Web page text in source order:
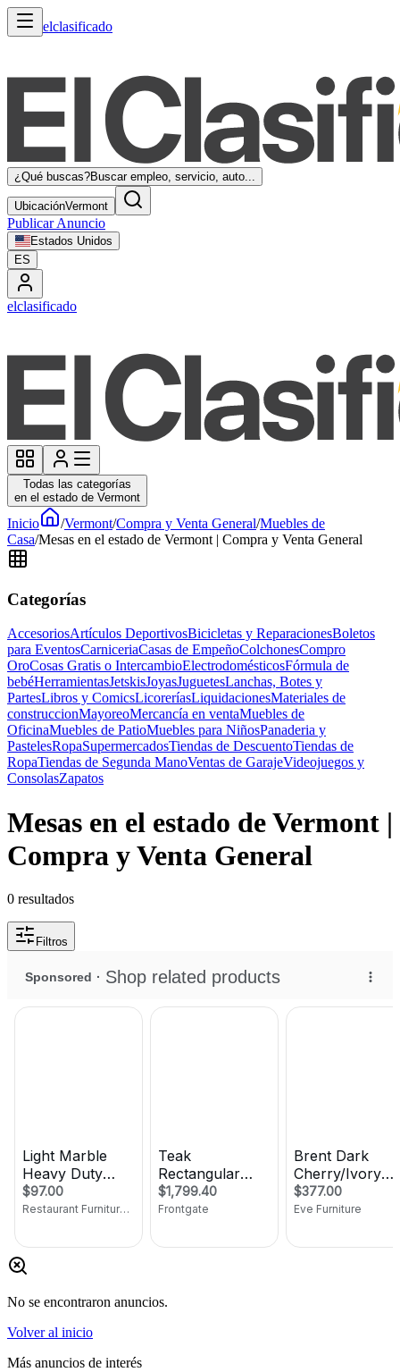
elclasificado
¿Qué buscas?Buscar empleo, servicio, auto...
UbicaciónVermont
Publicar Anuncio
Estados Unidos
ES
elclasificado
Todas las categorías
en el estado de Vermont
Inicio /Vermont/Compra y Venta General/Muebles de
Casa/Mesas en el estado de Vermont | Compra y Venta General
Categorías
AccesoriosArtículos DeportivosBicicletas y ReparacionesBoletos
para EventosCarniceriaCasas de EmpeñoColchonesCompro
OroCosas Gratis o IntercambioElectrodomésticosFórmula de
bebéHerramientasJetskisJoyasJuguetesLanchas, Botes y
PartesLibros y ComicsLicoreríasLiquidacionesMateriales de
construccionMayoreoMercancía en ventaMuebles de
OficinaMuebles de PatioMuebles para NiñosPanaderia y
PastelesRopaSupermercadosTiendas de DescuentoTiendas de
RopaTiendas de Segunda ManoVentas de GarajeVideojuegos y
ConsolasZapatos
Mesas en el estado de Vermont |
Compra y Venta General
0 resultados
Filtros
No se encontraron anuncios.
Volver al inicio
Más anuncios de interés